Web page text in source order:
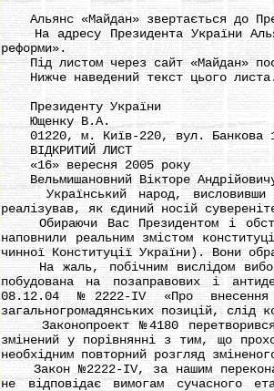
Альянс «Майдан» звертається до
На адресу Президента України
реформи».
Під листом через сайт «Майдан»
Нижче наведений текст цього
Президенту України
Ющенку В.А.
01220, м. Київ-220, вул. Банкова
ВІДКРИТИЙ ЛИСТ
«16» вересня 2005 року
Вельмишановний Вікторе
Український народ, висловивши
реалізував, як єдиний носій
Обираючи Вас Президентом і
наповнили реальним змістом
чинної Конституції України). Вони
На жаль, побічним вислідом
побудована на позаправових і
08.12.04 №2222-IV «Про
загальногромадянських позицій, слід
Законопроект №4180 перетворився
змінений у порівнянні з тим, що
необхідним повторний розгляд
Закон №2222-IV, за нашим
не відповідає вимогам сучасного